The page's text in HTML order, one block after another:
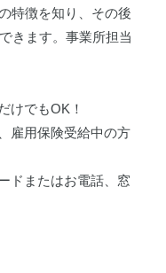
特徴を知り、その後
きます。事業所担当
けでもOK！
雇用保険受給中の方
ドまたはお電話、窓